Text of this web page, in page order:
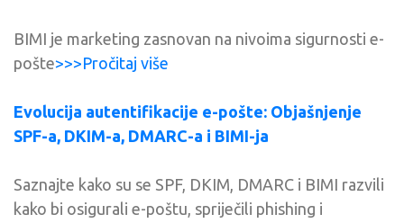
BIMI je marketing zasnovan na nivoima sigurnosti e-
pošte>>>Pročitaj više
Evolucija autentifikacije e-pošte: Objašnjenje
SPF-a, DKIM-a, DMARC-a i BIMI-ja
Saznajte kako su se SPF, DKIM, DMARC i BIMI razvili
kako bi osigurali e-poštu, spriječili phishing i